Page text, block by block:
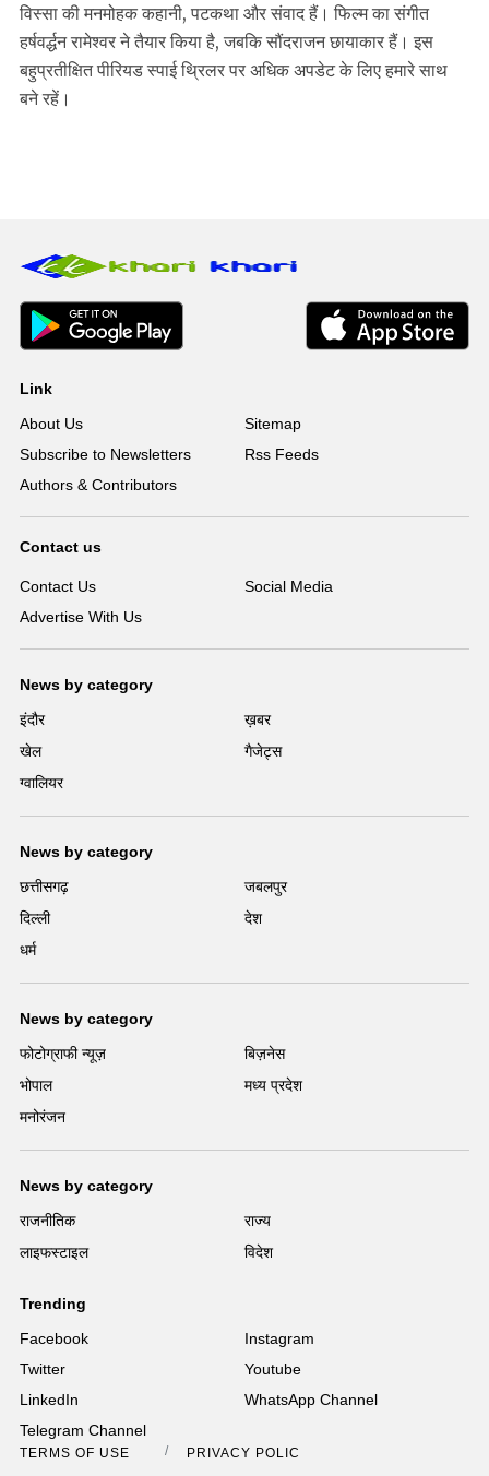
विस्सा की मनमोहक कहानी, पटकथा और संवाद हैं। फिल्म का संगीत
हर्षवर्द्धन रामेश्वर ने तैयार किया है, जबकि सौंदराजन छायाकार हैं। इस
बहुप्रतीक्षित पीरियड स्पाई थ्रिलर पर अधिक अपडेट के लिए हमारे साथ
बने रहें।
Link
About Us
Sitemap
Subscribe to Newsletters
Rss Feeds
Authors & Contributors
Contact us
Contact Us
Social Media
Advertise With Us
News by category
इंदौर
ख़बर
खेल
गैजेट्स
ग्वालियर
News by category
छत्तीसगढ़
जबलपुर
दिल्ली
देश
धर्म
News by category
फोटोग्राफी न्यूज़
बिज़नेस
भोपाल
मध्य प्रदेश
मनोरंजन
News by category
राजनीतिक
राज्य
लाइफस्टाइल
विदेश
Trending
Facebook
Instagram
Twitter
Youtube
LinkedIn
WhatsApp Channel
Telegram Channel
TERMS OF USE PRIVACY POLICY